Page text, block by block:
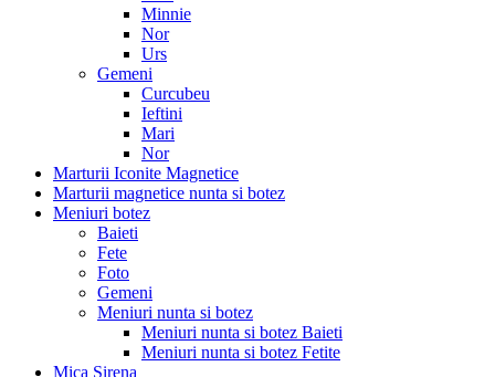
Minnie
Nor
Urs
Gemeni
Curcubeu
Ieftini
Mari
Nor
Marturii Iconite Magnetice
Marturii magnetice nunta si botez
Meniuri botez
Baieti
Fete
Foto
Gemeni
Meniuri nunta si botez
Meniuri nunta si botez Baieti
Meniuri nunta si botez Fetite
Mica Sirena